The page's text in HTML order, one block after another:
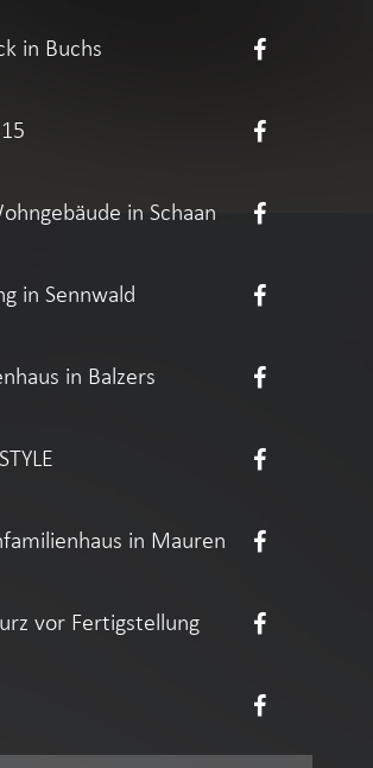
in Buchs
in Schaan
in Sennwald
in Balzers
in Mauren
vor Fertigstellung